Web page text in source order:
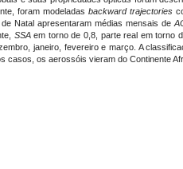
foram modeladas backward trajectories
Natal apresentaram médias mensais de
SSAem torno de 0,8, parte real em torno
janeiro, fevereiro e março. A
casos, os aerossóis vieram do Continente